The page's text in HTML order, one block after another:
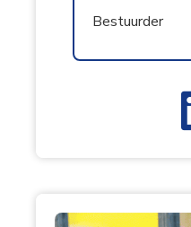
Bestuurder